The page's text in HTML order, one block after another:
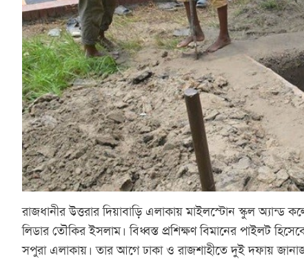
রাজধানীর উত্তরার দিয়াবাড়ি এলাকায় মাইলস্টোন স্কুল অ্যান্ড
লিডার তৌকির ইসলাম। বিধ্বস্ত প্রশিক্ষণ বিমানের পাইলট
সপুরা এলাকায়। তার আগে ঢাকা ও রাজশাহীতে দুই দফায়